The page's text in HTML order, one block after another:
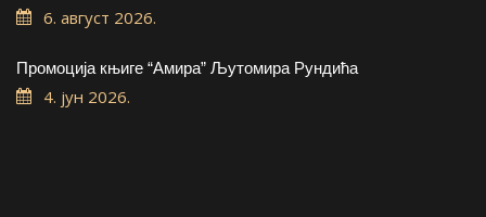
6. август 2026.
Промоција књиге “Амира” Љутомира Рундића
4. јун 2026.